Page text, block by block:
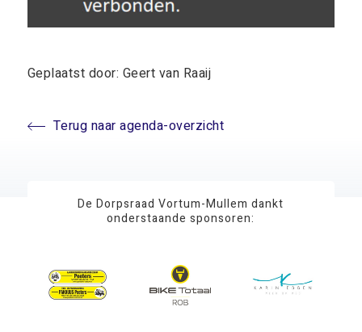
Geplaatst door: Geert van Raaij
Terug naar agenda-overzicht
De Dorpsraad Vortum-Mullem dankt
onderstaande sponsoren: